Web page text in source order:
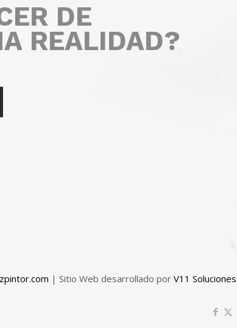
DE
REALIDAD?
| Sitio Web desarrollado por V11 Soluciones